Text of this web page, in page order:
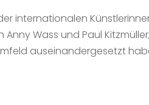
internationalen
Wass und Paul
auseinandergesetzt